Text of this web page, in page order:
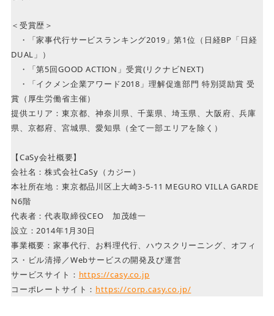
＜受賞歴＞
・「家事代行サービスランキング2019」第1位（日経BP「日経
DUAL」）
・「第5回GOOD ACTION」受賞(リクナビNEXT)
・「イクメン企業アワード2018」理解促進部門 特別奨励賞 受
賞（厚生労働省主催）
提供エリア：東京都、神奈川県、千葉県、埼玉県、大阪府、兵庫
県、京都府、宮城県、愛知県（全て一部エリアを除く）
【CaSy会社概要】
会社名：株式会社CaSy（カジー）
本社所在地：東京都品川区上大崎3-5-11 MEGURO VILLA GARDE
N6階
代表者：代表取締役CEO 加茂雄一
設立：2014年1月30日
事業概要：家事代行、お料理代行、ハウスクリーニング、オフィ
ス・ビル清掃／Webサービスの開発及び運営
サービスサイト： https://casy.co.jp
コーポレートサイト： https://corp.casy.co.jp/